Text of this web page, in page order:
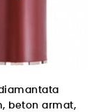
beton armat,